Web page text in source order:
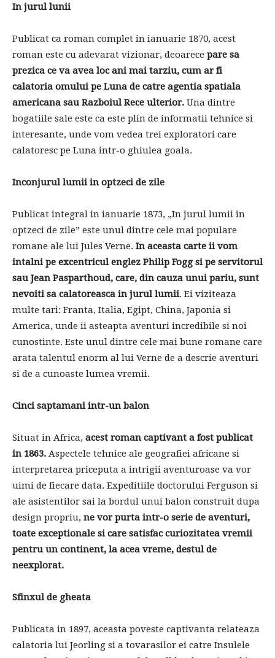
In jurul lunii
Publicat ca roman complet in ianuarie 1870, acest
roman este cu adevarat vizionar, deoarece pare sa
prezica ce va avea loc ani mai tarziu, cum ar fi
calatoria omului pe Luna de catre agentia spatiala
americana sau Razboiul Rece ulterior. Una dintre
bogatiile sale este ca este plin de informatii tehnice si
interesante, unde vom vedea trei exploratori care
calatoresc pe Luna intr-o ghiulea goala.
Inconjurul lumii in optzeci de zile
Publicat integral in ianuarie 1873, „In jurul lumii in
optzeci de zile” este unul dintre cele mai populare
romane ale lui Jules Verne. In aceasta carte ii vom
intalni pe excentricul englez Philip Fogg si pe servitorul
sau Jean Pasparthoud, care, din cauza unui pariu, sunt
nevoiti sa calatoreasca in jurul lumii. Ei viziteaza
multe tari: Franta, Italia, Egipt, China, Japonia si
America, unde ii asteapta aventuri incredibile si noi
cunostinte. Este unul dintre cele mai bune romane care
arata talentul enorm al lui Verne de a descrie aventuri
si de a cunoaste lumea vremii.
Cinci saptamani intr-un balon
Situat in Africa, acest roman captivant a fost publicat
in 1863. Aspectele tehnice ale geografiei africane si
interpretarea priceputa a intrigii aventuroase va vor
uimi de fiecare data. Expeditiile doctorului Ferguson si
ale asistentilor sai la bordul unui balon construit dupa
design propriu, ne vor purta intr-o serie de aventuri,
toate exceptionale si care satisfac curiozitatea vremii
pentru un continent, la acea vreme, destul de
neexplorat.
Sfinxul de gheata
Publicata in 1897, aceasta poveste captivanta relateaza
calatoria lui Jeorling si a tovarasilor ei catre Insulele